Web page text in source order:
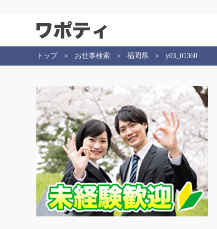
トップ お仕事検索 福岡県 y03_01360